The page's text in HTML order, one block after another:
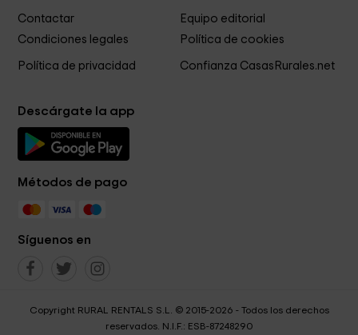
Contactar
Equipo editorial
Condiciones legales
Política de cookies
Política de privacidad Confianza CasasRurales.net
Descárgate la app
Métodos de pago
Síguenos en
Copyright RURAL RENTALS S.L. © 2015-2026 - Todos los derechos
reservados. N.I.F.: ESB-87248290